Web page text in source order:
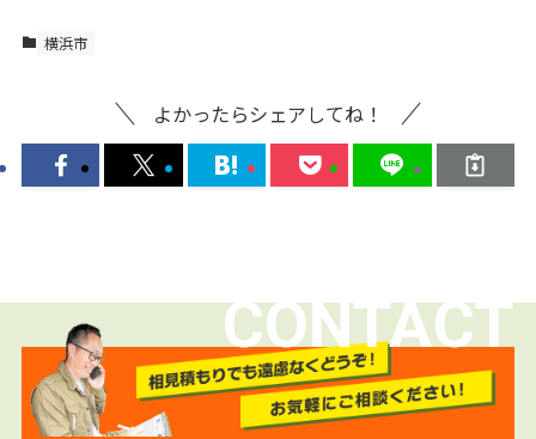
横浜市
よかったらシェアしてね！
CONTACT